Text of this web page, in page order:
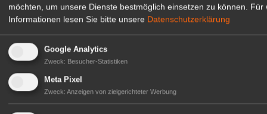
Gärtnerei Hanns
möchten, um unsere Dienste bestmöglich einsetzen zu können. Für
Informationen lesen Sie bitte unsere Datenschutzerklärung
Google Analytics
Zweck: Besucher-Statistiken
Meta Pixel
Zweck: Anzeigen von zielgerichteter Werbung